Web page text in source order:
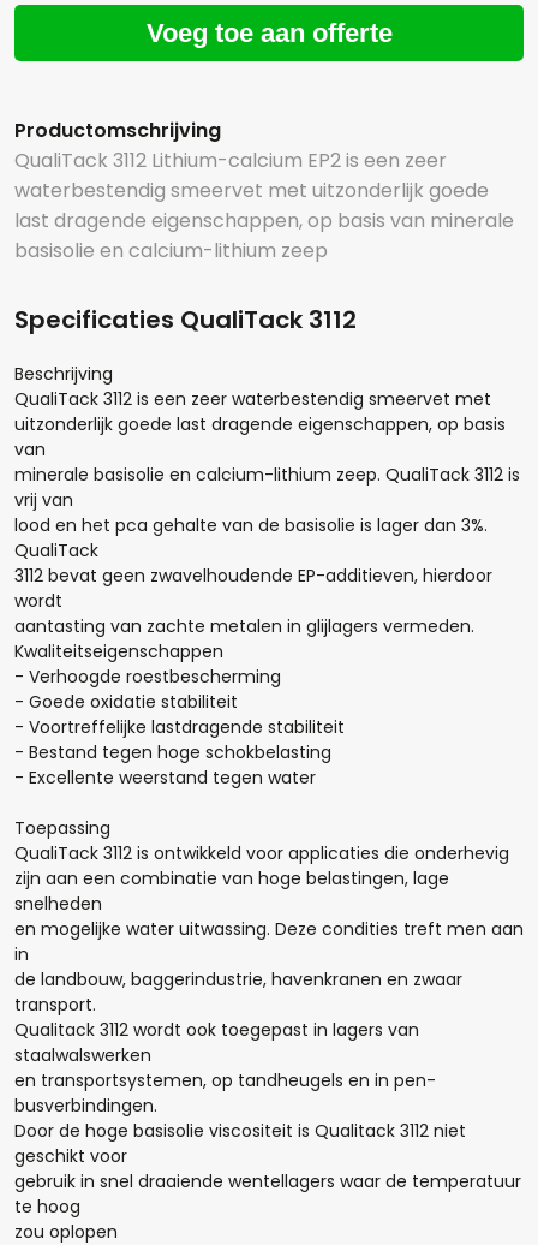
Voeg toe aan offerte
Productomschrijving
QualiTack 3112 Lithium-calcium EP2 is een zeer
waterbestendig smeervet met uitzonderlijk goede
last dragende eigenschappen, op basis van minerale
basisolie en calcium-lithium zeep
Specificaties QualiTack 3112
Beschrijving
QualiTack 3112 is een zeer waterbestendig smeervet met
uitzonderlijk goede last dragende eigenschappen, op basis
van
minerale basisolie en calcium-lithium zeep. QualiTack 3112 is
vrij van
lood en het pca gehalte van de basisolie is lager dan 3%.
QualiTack
3112 bevat geen zwavelhoudende EP-additieven, hierdoor
wordt
aantasting van zachte metalen in glijlagers vermeden.
Kwaliteitseigenschappen
- Verhoogde roestbescherming
- Goede oxidatie stabiliteit
- Voortreffelijke lastdragende stabiliteit
- Bestand tegen hoge schokbelasting
- Excellente weerstand tegen water
Toepassing
QualiTack 3112 is ontwikkeld voor applicaties die onderhevig
zijn aan een combinatie van hoge belastingen, lage
snelheden
en mogelijke water uitwassing. Deze condities treft men aan
in
de landbouw, baggerindustrie, havenkranen en zwaar
transport.
Qualitack 3112 wordt ook toegepast in lagers van
staalwalswerken
en transportsystemen, op tandheugels en in pen-
busverbindingen.
Door de hoge basisolie viscositeit is Qualitack 3112 niet
geschikt voor
gebruik in snel draaiende wentellagers waar de temperatuur
te hoog
zou oplopen
Hoeveel liter*:
Aantal
-
Opmerkingen:
Naam*
Telefoonnummer: